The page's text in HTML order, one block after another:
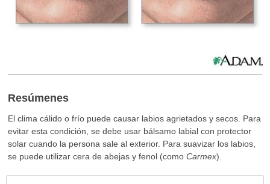
Resúmenes
El clima cálido o frío puede causar labios agrietados y secos. Para
evitar esta condición, se debe usar bálsamo labial con protector
solar cuando la persona sale al exterior. Para suavizar los labios,
se puede utilizar cera de abejas y fenol (como Carmex).